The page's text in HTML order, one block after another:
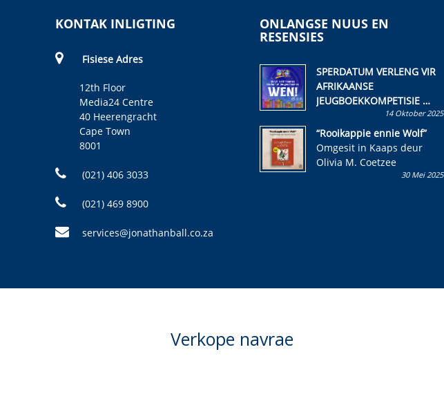
KONTAK INLIGTING
Fisiese Adres
12th Floor
Media24 Centre
40 Heerengracht
Cape Town
8001
(021) 406 3033
(021) 469 8900
services@jonathanball.co.za
ONLANGSE NUUS EN
RESENSIES
SPERDATUM VERLENG VIR
AFRIKAANSE
JEUGBOEKKOMPETISIE
Skryf ’n jeugboek of
kinderboek en staan ’n
kans om R50 000 te wen!
14 Oktober 2025
“Rooikappie ennie Wolf”
Omgesit in Kaaps deur
Olivia M. Coetzee
30 Mei 2025
Verkope navrae